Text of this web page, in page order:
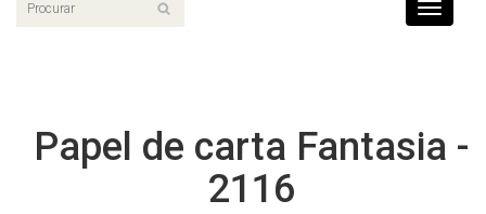
Toggle
Papel de carta Fantasia -
2116